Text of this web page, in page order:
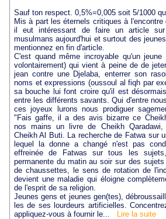
Sauf ton respect. 0,5%=0,005 soit 5/1000
Mis à part les éternels critiques à l'encontre
il eut intéressant de faire un article sur
musulmans aujourd'hui et surtout des
mentionnez en fin d'article.
C'est quand même incroyable qu'un
volontairement) qui vient à peine de de
jean contre une Djelaba, enterrer son
noms et expressions (oussoul al fiqh par
sa bouche lui font croire qu'il est
entre les différents savants. Qui d'entre
ces joyeux lurons nous prodiguer
"Fais gaffe, il a des avis bizarre ce
nos mains un livre de Cheikh
Cheikh Al Buti. La recherche de Fatwa sur
lequel la donne a changé n'est pas
effreinée de Fatwas sur tous les
permanente du matin au soir sur des
de chaussettes, le sens de rotation de
devient une maladie qui éloigne
de l'esprit de sa religion.
Jeunes gens et jeunes gen(tes),
les de ses lourdeurs artificielles.
appliquez-vous à fournir le...
Lire la suite